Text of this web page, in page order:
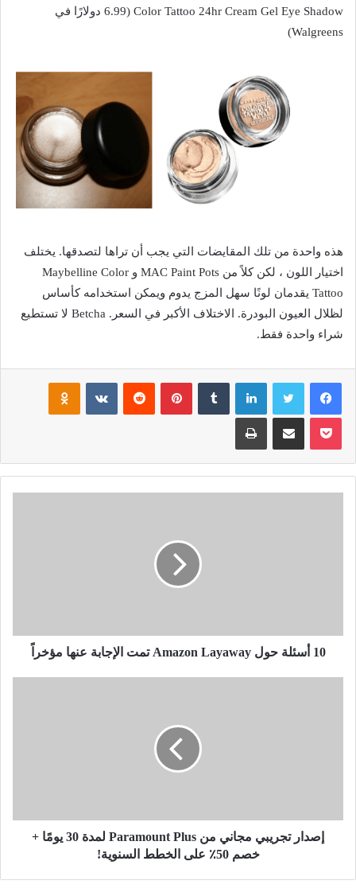
Color Tattoo 24hr Cream Gel Eye Shadow (6.99 دولارًا في
Walgreens)
هذه واحدة من تلك المقايضات التي يجب أن تراها لتصدقها. يختلف
اختيار اللون ، لكن كلاً من MAC Paint Pots و Maybelline Color
Tattoo يقدمان لونًا سهل المزج يدوم ويمكن استخدامه كأساس
لظلال العيون البودرة. الاختلاف الأكبر في السعر. Betcha لا تستطيع
شراء واحدة فقط.
فيسبوك لينكدإن بينتيريست
بوكيت
10 أسئلة حول Amazon Layaway تمت الإجابة عنها مؤخراً
إصدار تجريبي مجاني من Paramount Plus لمدة 30 يومًا +
خصم 50٪ على الخطط السنوية!